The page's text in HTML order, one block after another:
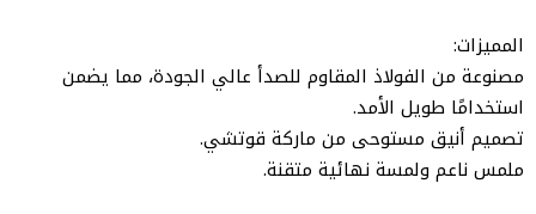
المميزات:
مصنوعة من الفولاذ المقاوم للصدأ عالي الجودة، مما يضمن
استخدامًا طويل الأمد.
تصميم أنيق مستوحى من ماركة قوتشي.
ملمس ناعم ولمسة نهائية متقنة.